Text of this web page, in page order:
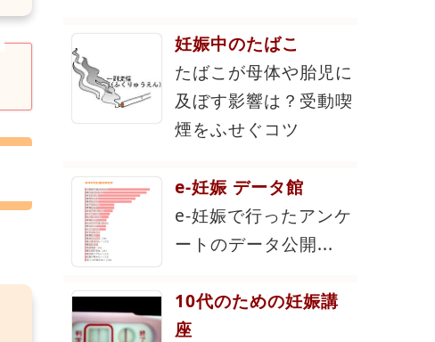
妊娠中のたばこ
たばこが母体や胎児に
及ぼす影響は？受動喫
煙をふせぐコツ
e-妊娠 データ館
e-妊娠で行ったアンケ
ートのデータ公開...
10代のための妊娠講
座